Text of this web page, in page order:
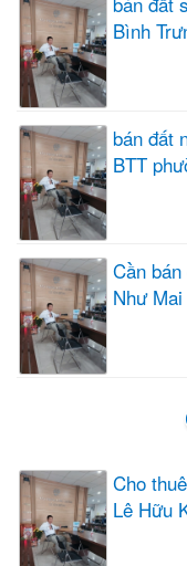
Bình
bán đất
BTT
Cần
Như Mai
Cho
Lê Hữu